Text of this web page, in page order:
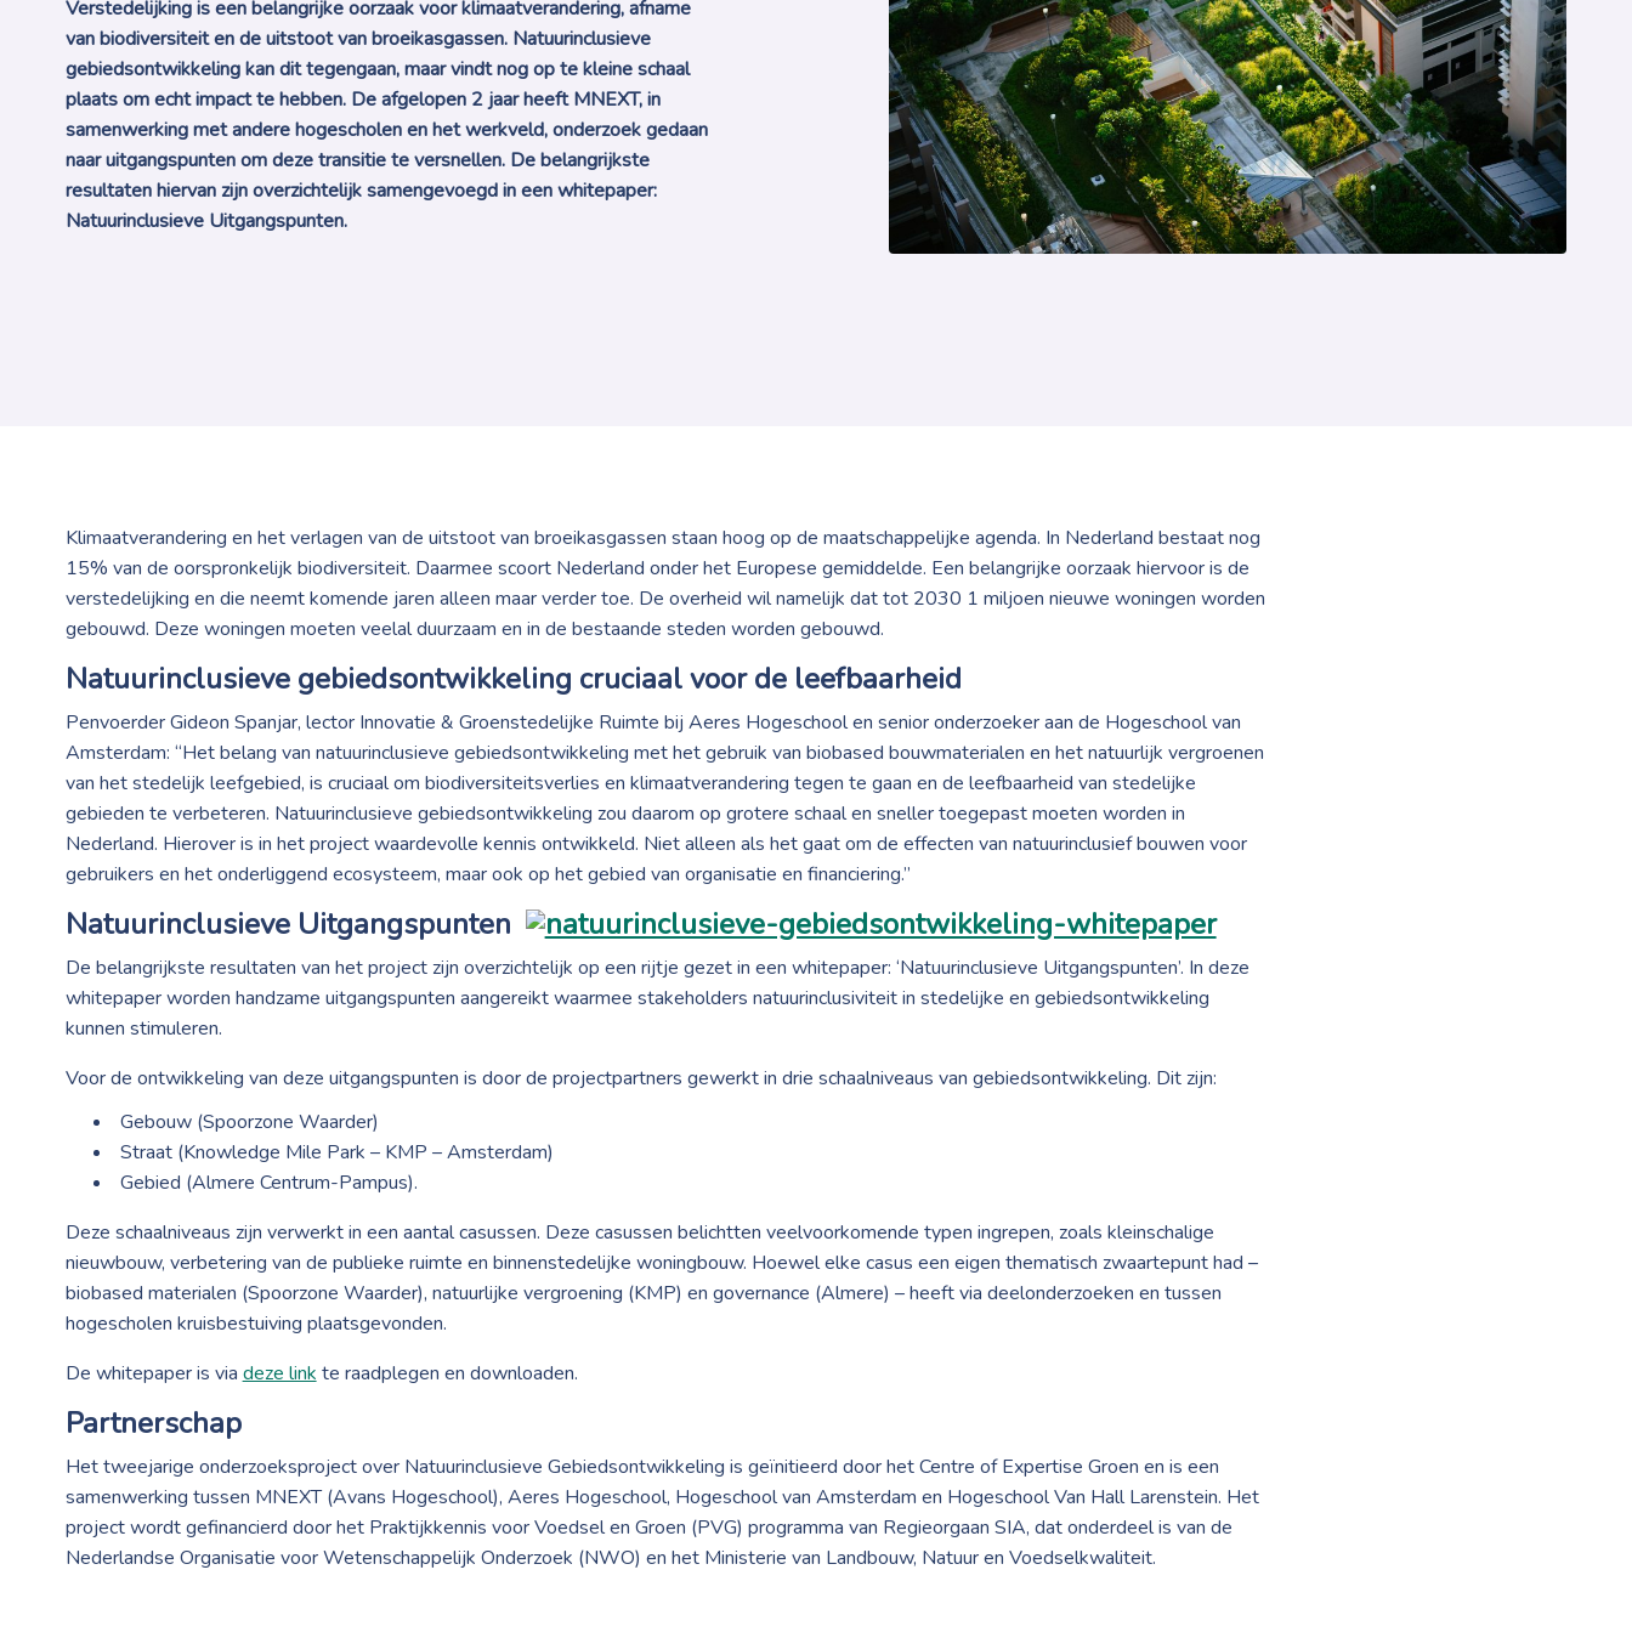
Verstedelijking is een belangrijke oorzaak voor klimaatverandering, afname
van biodiversiteit en de uitstoot van broeikasgassen. Natuurinclusieve
gebiedsontwikkeling kan dit tegengaan, maar vindt nog op te kleine schaal
plaats om echt impact te hebben. De afgelopen 2 jaar heeft MNEXT, in
samenwerking met andere hogescholen en het werkveld, onderzoek gedaan
naar uitgangspunten om deze transitie te versnellen. De belangrijkste
resultaten hiervan zijn overzichtelijk samengevoegd in een whitepaper:
Natuurinclusieve Uitgangspunten.
Klimaatverandering en het verlagen van de uitstoot van broeikasgassen staan hoog op de maatschappelijke agenda. In Nederland bestaat nog
15% van de oorspronkelijk biodiversiteit. Daarmee scoort Nederland onder het Europese gemiddelde. Een belangrijke oorzaak hiervoor is de
verstedelijking en die neemt komende jaren alleen maar verder toe. De overheid wil namelijk dat tot 2030 1 miljoen nieuwe woningen worden
gebouwd. Deze woningen moeten veelal duurzaam en in de bestaande steden worden gebouwd.
Natuurinclusieve gebiedsontwikkeling cruciaal voor de leefbaarheid
Penvoerder Gideon Spanjar, lector Innovatie & Groenstedelijke Ruimte bij Aeres Hogeschool en senior onderzoeker aan de Hogeschool van
Amsterdam: “Het belang van natuurinclusieve gebiedsontwikkeling met het gebruik van biobased bouwmaterialen en het natuurlijk vergroenen
van het stedelijk leefgebied, is cruciaal om biodiversiteitsverlies en klimaatverandering tegen te gaan en de leefbaarheid van stedelijke
gebieden te verbeteren. Natuurinclusieve gebiedsontwikkeling zou daarom op grotere schaal en sneller toegepast moeten worden in
Nederland. Hierover is in het project waardevolle kennis ontwikkeld. Niet alleen als het gaat om de effecten van natuurinclusief bouwen voor
gebruikers en het onderliggend ecosysteem, maar ook op het gebied van organisatie en financiering.”
Natuurinclusieve Uitgangspunten
De belangrijkste resultaten van het project zijn overzichtelijk op een rijtje gezet in een whitepaper: ‘Natuurinclusieve Uitgangspunten’. In deze
whitepaper worden handzame uitgangspunten aangereikt waarmee stakeholders natuurinclusiviteit in stedelijke en gebiedsontwikkeling
kunnen stimuleren.
Voor de ontwikkeling van deze uitgangspunten is door de projectpartners gewerkt in drie schaalniveaus van gebiedsontwikkeling. Dit zijn:
Gebouw (Spoorzone Waarder)
Straat (Knowledge Mile Park – KMP – Amsterdam)
Gebied (Almere Centrum-Pampus).
Deze schaalniveaus zijn verwerkt in een aantal casussen. Deze casussen belichtten veelvoorkomende typen ingrepen, zoals kleinschalige
nieuwbouw, verbetering van de publieke ruimte en binnenstedelijke woningbouw. Hoewel elke casus een eigen thematisch zwaartepunt had –
biobased materialen (Spoorzone Waarder), natuurlijke vergroening (KMP) en governance (Almere) – heeft via deelonderzoeken en tussen
hogescholen kruisbestuiving plaatsgevonden.
De whitepaper is via deze link te raadplegen en downloaden.
Partnerschap
Het tweejarige onderzoeksproject over Natuurinclusieve Gebiedsontwikkeling is geïnitieerd door het Centre of Expertise Groen en is een
samenwerking tussen MNEXT (Avans Hogeschool), Aeres Hogeschool, Hogeschool van Amsterdam en Hogeschool Van Hall Larenstein. Het
project wordt gefinancierd door het Praktijkkennis voor Voedsel en Groen (PVG) programma van Regieorgaan SIA, dat onderdeel is van de
Nederlandse Organisatie voor Wetenschappelijk Onderzoek (NWO) en het Ministerie van Landbouw, Natuur en Voedselkwaliteit.